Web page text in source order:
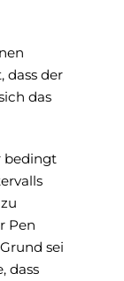
dass der
das
bedingt
Pen
sei
dass